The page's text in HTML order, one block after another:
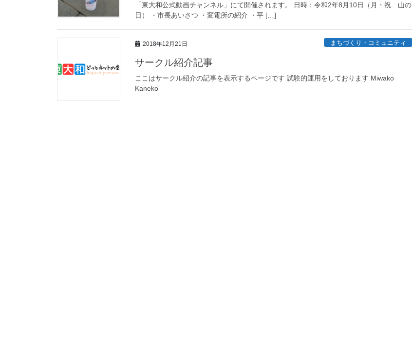
「東大和公式動画チャンネル」にて開催されます。 日時：令和2年8月10日（月・祝 山の
日） ・市長あいさつ ・変電所の紹介 ・平 […]
2018年12月21日 まちづくり・コミュニティ
サークル紹介記事
ここはサークル紹介の記事を表示するページです 試験的運用をしております Miwako
Kaneko